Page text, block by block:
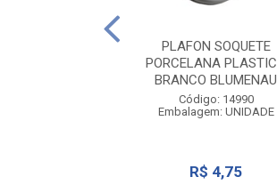
PLAFON SOQUETE
PORCELANA
BRANCO BLUMENAU
Código: 14990
Embalagem: UNIDADE
R$ 4,75